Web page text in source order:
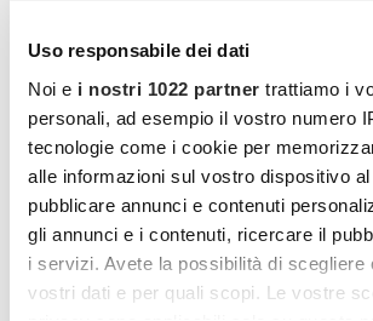
Uso responsabile dei dati
Noi e i nostri 1022 partner trattiamo i
personali, ad esempio il vostro numero
tecnologie come i cookie per
alle informazioni sul vostro dispositivo al
pubblicare annunci e contenuti
gli annunci e i contenuti, ricercare il
i servizi. Avete la possibilità di scegliere
vostri dati e per quali scopi. Le vostre
trasmettere è quello di evitare la
Noi stiamo molto seduti, di
computer e di sera sprofondando
invece fondamentale ridurre i
stiamo fermi, perché non
noi siamo programmati per
Basterebbe cambiare ogni tanto